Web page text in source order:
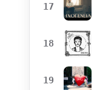
17
18
19